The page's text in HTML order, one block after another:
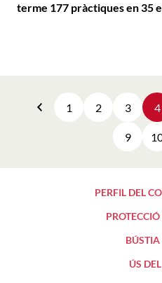
terme 177 pràctiques en 35
Anterior
1 2 3 4
9
PERFIL DEL
BÚSTIA
ÚS